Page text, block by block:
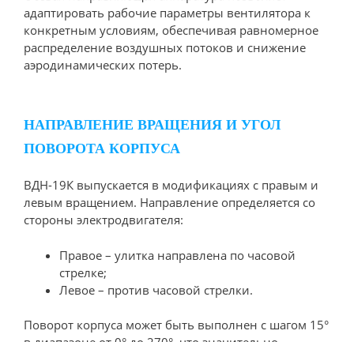
адаптировать рабочие параметры вентилятора к
конкретным условиям, обеспечивая равномерное
распределение воздушных потоков и снижение
аэродинамических потерь.
НАПРАВЛЕНИЕ ВРАЩЕНИЯ И УГОЛ
ПОВОРОТА КОРПУСА
ВДН-19К выпускается в модификациях с правым и
левым вращением. Направление определяется со
стороны электродвигателя:
Правое – улитка направлена по часовой
стрелке;
Левое – против часовой стрелки.
Поворот корпуса может быть выполнен с шагом 15°